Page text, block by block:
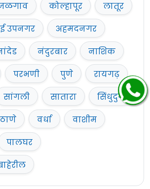
कोल्हापूर
लातूर
उपनगर
अहमदनगर
नंदुरबार
नाशिक
परभणी पुणे
रायगढ़
सांगली सातारा
सिंधुदुर्ग
ठाणे वर्धा
वाशीम
पालघर